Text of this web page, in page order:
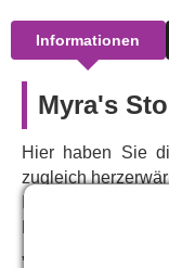
Informationen
Myra's
Hier haben Sie
zugleich
Irland ein
Publikum beim
„Myras